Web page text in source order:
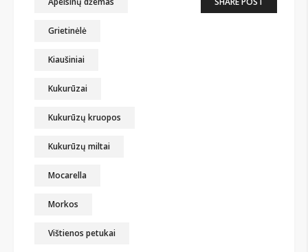
Grietinėlė
Kiaušiniai
Kukurūzai
Kukurūzų kruopos
Kukurūzų miltai
Mocarella
Morkos
Vištienos petukai